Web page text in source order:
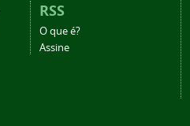
RSS
O que é?
Assine